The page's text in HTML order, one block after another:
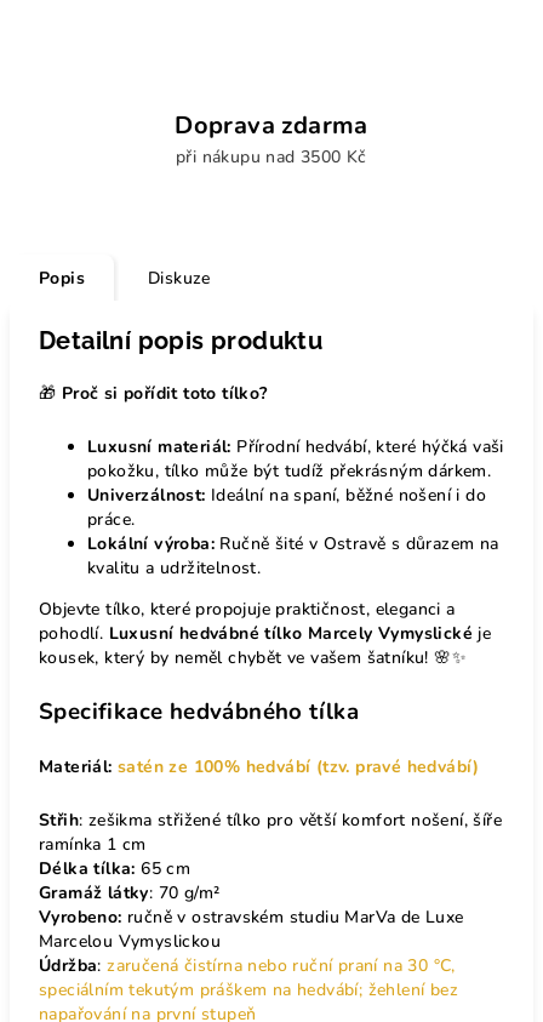
Doprava zdarma
při nákupu nad 3500 Kč
Popis Diskuze
Detailní popis produktu
🎁 Proč si pořídit toto tílko?
Luxusní materiál: Přírodní hedvábí, které hýčká vaši
pokožku, tílko může být tudíž překrásným dárkem.
Univerzálnost: Ideální na spaní, běžné nošení i do
práce.
Lokální výroba: Ručně šité v Ostravě s důrazem na
kvalitu a udržitelnost.
Objevte tílko, které propojuje praktičnost, eleganci a
pohodlí. Luxusní hedvábné tílko Marcely Vymyslické je
kousek, který by neměl chybět ve vašem šatníku! 🌸✨
Specifikace hedvábného tílka
Materiál: satén ze 100% hedvábí (tzv. pravé hedvábí)
Střih: zešikma střižené tílko pro větší komfort nošení, šíře
ramínka 1 cm
Délka tílka: 65 cm
Gramáž látky: 70 g/m²
Vyrobeno: ručně v ostravském studiu MarVa de Luxe
Marcelou Vymyslickou
Údržba: zaručená čistírna nebo ruční praní na 30 °C,
speciálním tekutým práškem na hedvábí; žehlení bez
napařování na první stupeň